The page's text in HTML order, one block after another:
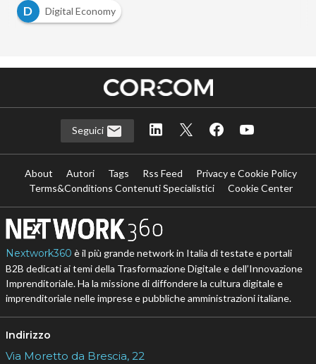
D
Digital Economy
Seguici
About Autori Tags Rss Feed
Privacy e Cookie Policy
Terms&Conditions Contenuti Specialistici
Cookie Center
Nextwork360 è il più grande network in Italia di testate e portali
B2B dedicati ai temi della Trasformazione Digitale e dell’Innovazione
Imprenditoriale. Ha la missione di diffondere la cultura digitale e
imprenditoriale nelle imprese e pubbliche amministrazioni italiane.
Indirizzo
Via Moretto da Brescia, 22